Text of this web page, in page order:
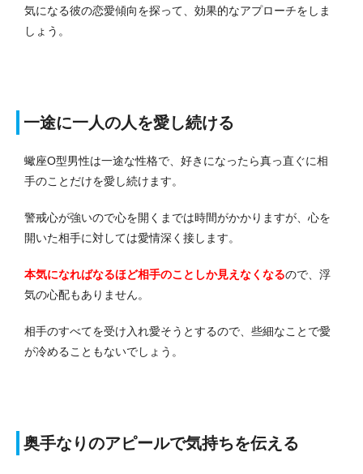
気になる彼の恋愛傾向を探って、効果的なアプローチをしま
しょう。
一途に一人の人を愛し続ける
蠍座O型男性は一途な性格で、好きになったら真っ直ぐに相
手のことだけを愛し続けます。
警戒心が強いので心を開くまでは時間がかかりますが、心を
開いた相手に対しては愛情深く接します。
本気になればなるほど相手のことしか見えなくなるので、浮
気の心配もありません。
相手のすべてを受け入れ愛そうとするので、些細なことで愛
が冷めることもないでしょう。
奥手なりのアピールで気持ちを伝える